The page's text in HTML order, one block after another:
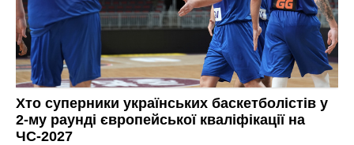
Хто суперники українських баскетболістів у
2-му раунді європейської кваліфікації на
ЧС-2027